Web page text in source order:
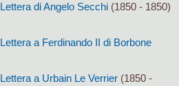
Lettera di Angelo Secchi (1850 - 1850)
Lettera a Ferdinando II di Borbone
Lettera a Urbain Le Verrier (1850 -